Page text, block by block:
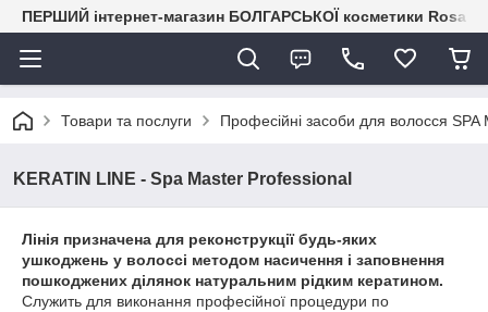
ПЕРШИЙ інтернет-магазин БОЛГАРСЬКОЇ косметики
Товари та послуги Професійні засоби для волосся
KERATIN LINE - Spa Master Professional
Лінія призначена для реконструкції будь-яких
ушкоджень у волоссі методом насичення і заповнення
пошкоджених ділянок натуральним рідким кератином.
Служить для виконання професійної процедури по